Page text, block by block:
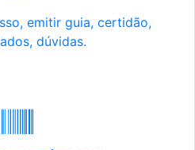
emitir guia, certidão,
dúvidas.